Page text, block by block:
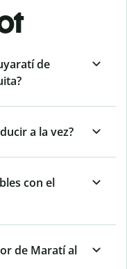
de
a la vez?
con el
de Maratí al